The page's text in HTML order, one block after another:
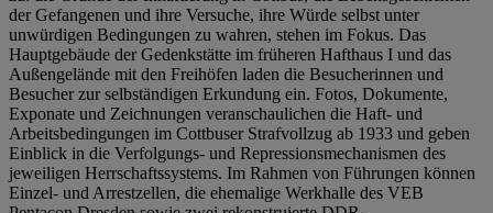
der Gefangenen und ihre Versuche, ihre Würde selbst unter
unwürdigen Bedingungen zu wahren, stehen im Fokus. Das
Hauptgebäude der Gedenkstätte im früheren Hafthaus I und das
Außengelände mit den Freihöfen laden die Besucherinnen und
Besucher zur selbständigen Erkundung ein. Fotos, Dokumente,
Exponate und Zeichnungen veranschaulichen die Haft- und
Arbeitsbedingungen im Cottbuser Strafvollzug ab 1933 und geben
Einblick in die Verfolgungs- und Repressionsmechanismen des
jeweiligen Herrschaftssystems. Im Rahmen von Führungen können
Einzel- und Arrestzellen, die ehemalige Werkhalle des VEB